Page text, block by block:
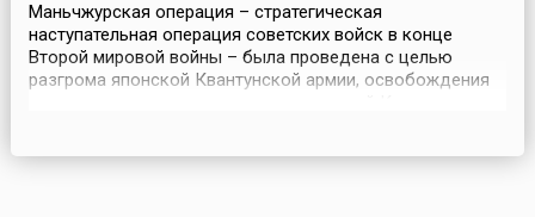
Маньчжурская операция – стратегическая
наступательная операция советских войск в конце
Второй мировой войны – была проведена с целью
разгрома японской Квантунской армии, освобождения